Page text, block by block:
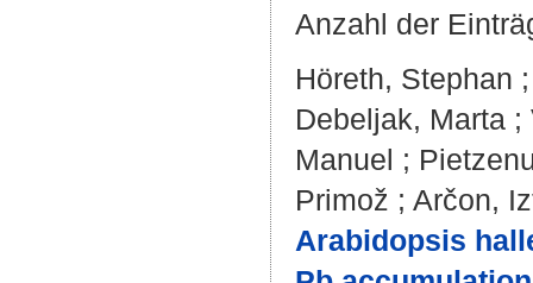
Anzahl der
Höreth, Stephan
Debeljak, Marta ;
Manuel ;
Primož ; Arčon,
Arabidopsis